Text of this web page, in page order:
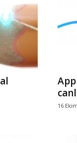
16